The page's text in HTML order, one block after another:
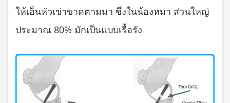
ให้เอ็นหัวเข่าขาดตามมา ซึ่งในน้องหมา ส่วนใหญ่
ประมาณ 80% มักเป็นแบบเรื้อรัง